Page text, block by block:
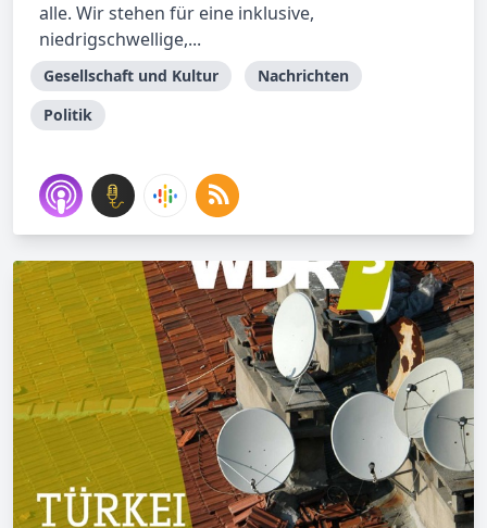
alle. Wir stehen für eine inklusive,
niedrigschwellige,...
Gesellschaft und Kultur
Nachrichten
Politik